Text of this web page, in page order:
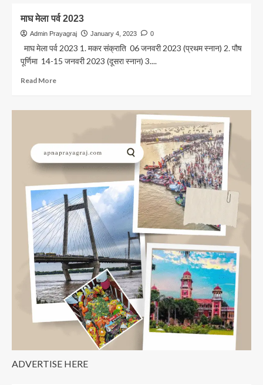
होंगे
रवाना
Magh
Mela
Prayagraj:माघ
में
क्यों?
माघ मेला पर्व 2023
Admin Prayagraj January 4, 2023 0
माघ मेला पर्व 2023 1. मकर संक्राति 06 जनवरी 2023 (प्रथम स्नान) 2. पौष
पूर्णिमा 14-15 जनवरी 2023 (दूसरा स्नान) 3....
Read MoreRead
माघ
2023
ADVERTISE HERE